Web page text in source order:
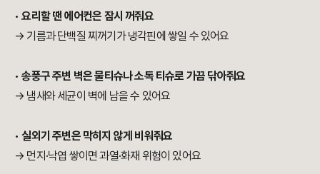
•요리할 땐 에어컨은 잠시 꺼줘요
→ 기름과 단백질 찌꺼기가 냉각핀에 쌓일 수 있어요
•송풍구 주변 벽은 물티슈나 소독 티슈로 가끔 닦아줘요
→ 냄새와 세균이 벽에 남을 수 있어요
•실외기 주변은 막히지 않게 비워줘요
→ 먼지·낙엽 쌓이면 과열·화재 위험이 있어요